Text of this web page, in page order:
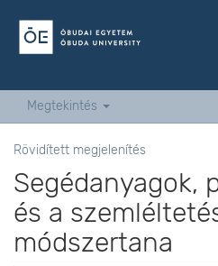
Megtekintés
Rövidített megjelenítés
Segédanyagok,
és a
módszertana